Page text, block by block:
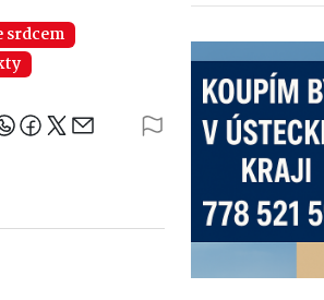
srdcem
Sdílejte článek